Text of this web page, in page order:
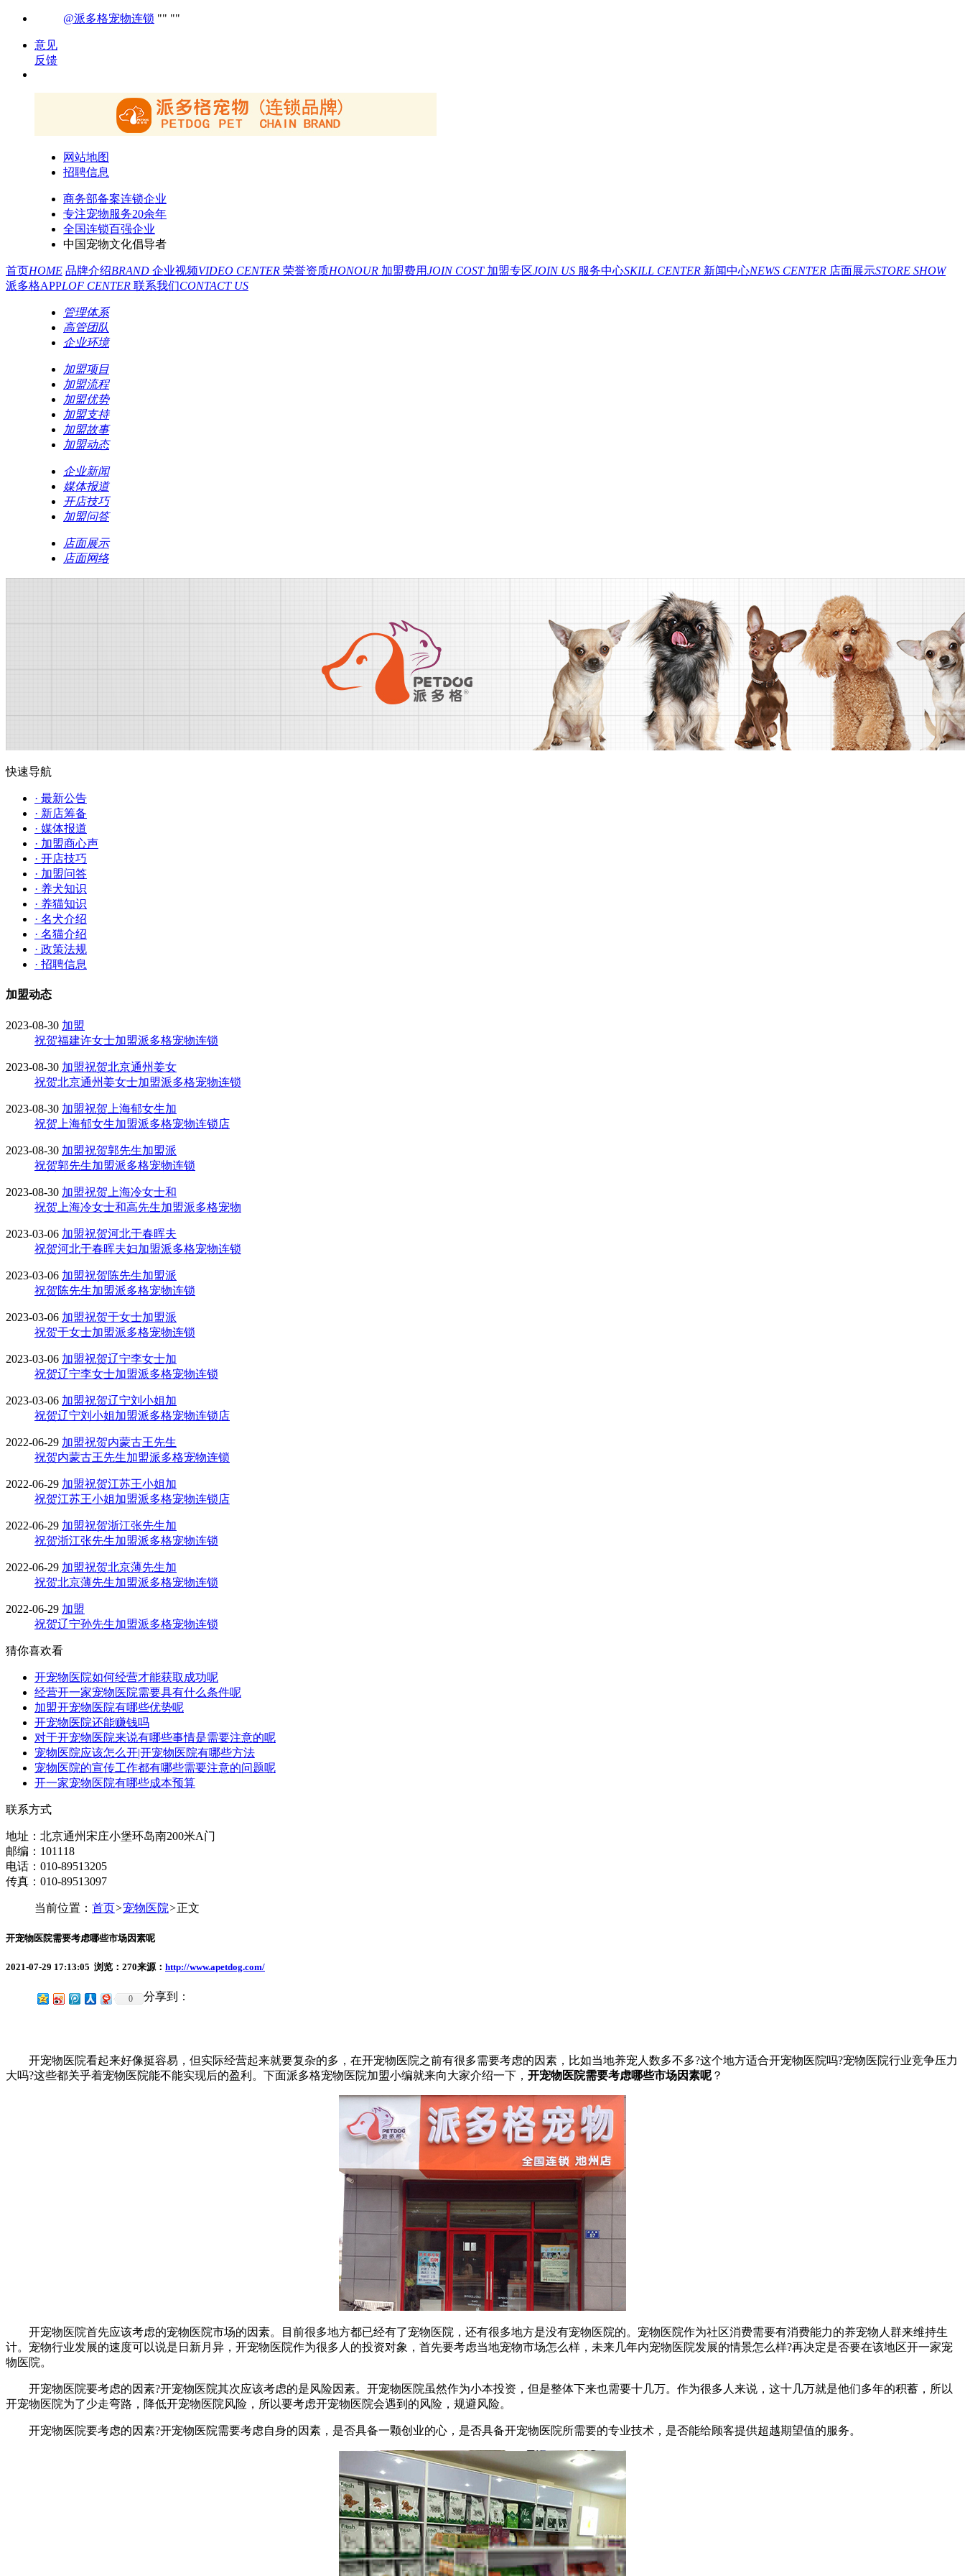
@派多格宠物连锁
意见
反馈
网站地图
招聘信息
商务部备案连锁企业
专注宠物服务20余年
全国连锁百强企业
中国宠物文化倡导者
首页HOME 品牌介绍BRAND 企业视频VIDEO CENTER 荣誉资质HONOUR 加盟费用JOIN COST 加盟专区JOIN US 服务中心SKILL CENTER 新闻中心NEWS CENTER 店面展示STORE SHOW
派多格APPLOF CENTER 联系我们CONTACT US
管理体系
高管团队
企业环境
加盟项目
加盟流程
加盟优势
加盟支持
加盟故事
加盟动态
企业新闻
媒体报道
开店技巧
加盟问答
店面展示
店面网络
快速导航
· 最新公告
· 新店筹备
· 媒体报道
· 加盟商心声
· 开店技巧
· 加盟问答
· 养犬知识
· 养猫知识
· 名犬介绍
· 名猫介绍
· 政策法规
· 招聘信息
加盟动态
2023-08-30 加盟
祝贺福建许女士加盟派多格宠物连锁
2023-08-30 加盟祝贺北京通州姜女
祝贺北京通州姜女士加盟派多格宠物连锁
2023-08-30 加盟祝贺上海郁女生加
祝贺上海郁女生加盟派多格宠物连锁店
2023-08-30 加盟祝贺郭先生加盟派
祝贺郭先生加盟派多格宠物连锁
2023-08-30 加盟祝贺上海冷女士和
祝贺上海冷女士和高先生加盟派多格宠物
2023-03-06 加盟祝贺河北于春晖夫
祝贺河北于春晖夫妇加盟派多格宠物连锁
2023-03-06 加盟祝贺陈先生加盟派
祝贺陈先生加盟派多格宠物连锁
2023-03-06 加盟祝贺于女士加盟派
祝贺于女士加盟派多格宠物连锁
2023-03-06 加盟祝贺辽宁李女士加
祝贺辽宁李女士加盟派多格宠物连锁
2023-03-06 加盟祝贺辽宁刘小姐加
祝贺辽宁刘小姐加盟派多格宠物连锁店
2022-06-29 加盟祝贺内蒙古王先生
祝贺内蒙古王先生加盟派多格宠物连锁
2022-06-29 加盟祝贺江苏王小姐加
祝贺江苏王小姐加盟派多格宠物连锁店
2022-06-29 加盟祝贺浙江张先生加
祝贺浙江张先生加盟派多格宠物连锁
2022-06-29 加盟祝贺北京薄先生加
祝贺北京薄先生加盟派多格宠物连锁
2022-06-29 加盟
祝贺辽宁孙先生加盟派多格宠物连锁
猜你喜欢看
开宠物医院如何经营才能获取成功呢
经营开一家宠物医院需要具有什么条件呢
加盟开宠物医院有哪些优势呢
开宠物医院还能赚钱吗
对于开宠物医院来说有哪些事情是需要注意的呢
宠物医院应该怎么开|开宠物医院有哪些方法
宠物医院的宣传工作都有哪些需要注意的问题呢
开一家宠物医院有哪些成本预算
联系方式
地址：北京通州宋庄小堡环岛南200米A门
邮编：101118
电话：010-89513205
传真：010-89513097
当前位置： 首页>宠物医院>正文
开宠物医院需要考虑哪些市场因素呢
2021-07-29 17:13:05 浏览： 270来源： http://www.apetdog.com/
分享到：
0
开宠物医院看起来好像挺容易，但实际经营起来就要复杂的多，在开宠物医院之前有很多需要考虑的因素，比如当地养宠人数多不多?这个地方适合开宠物医院吗?宠物医院行业竞争压力
大吗?这些都关乎着宠物医院能不能实现后的盈利。下面派多格宠物医院加盟小编就来向大家介绍一下， 开宠物医院需要考虑哪些市场因素呢？
开宠物医院首先应该考虑的宠物医院市场的因素。目前很多地方都已经有了宠物医院，还有很多地方是没有宠物医院的。宠物医院作为社区消费需要有消费能力的养宠物人群来维持生
计。宠物行业发展的速度可以说是日新月异，开宠物医院作为很多人的投资对象，首先要考虑当地宠物市场怎么样，未来几年内宠物医院发展的情景怎么样?再决定是否要在该地区开一家宠
物医院。
开宠物医院要考虑的因素?开宠物医院其次应该考虑的是风险因素。开宠物医院虽然作为小本投资，但是整体下来也需要十几万。作为很多人来说，这十几万就是他们多年的积蓄，所以
开宠物医院为了少走弯路，降低开宠物医院风险，所以要考虑开宠物医院会遇到的风险，规避风险。
开宠物医院要考虑的因素?开宠物医院需要考虑自身的因素，是否具备一颗创业的心，是否具备开宠物医院所需要的专业技术，是否能给顾客提供超越期望值的服务。